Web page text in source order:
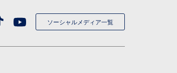
ソーシャルメディア一覧